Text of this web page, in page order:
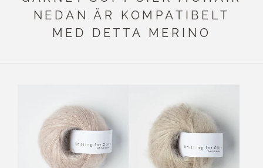
NEDAN ÄR KOMPATIBELT
MED DETTA MERINO